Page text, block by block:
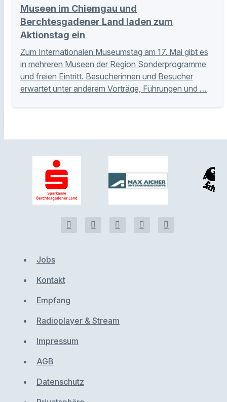
Museen im Chiemgau und
Berchtesgadener Land laden zum
Aktionstag ein
Zum Internationalen Museumstag am 17. Mai gibt es
in mehreren Museen der Region Sonderprogramme
und freien Eintritt. Besucherinnen und Besucher
erwartet unter anderem Vorträge, Führungen und …
Jobs
Kontakt
Empfang
Radioplayer & Stream
Impressum
AGB
Datenschutz